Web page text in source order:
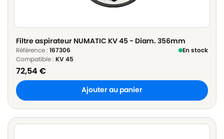
Filtre aspirateur NUMATIC KV 45 - Diam. 356mm
Référence : 167306
En stock
Compatible : KV 45
72,54 €
Ajouter au panier